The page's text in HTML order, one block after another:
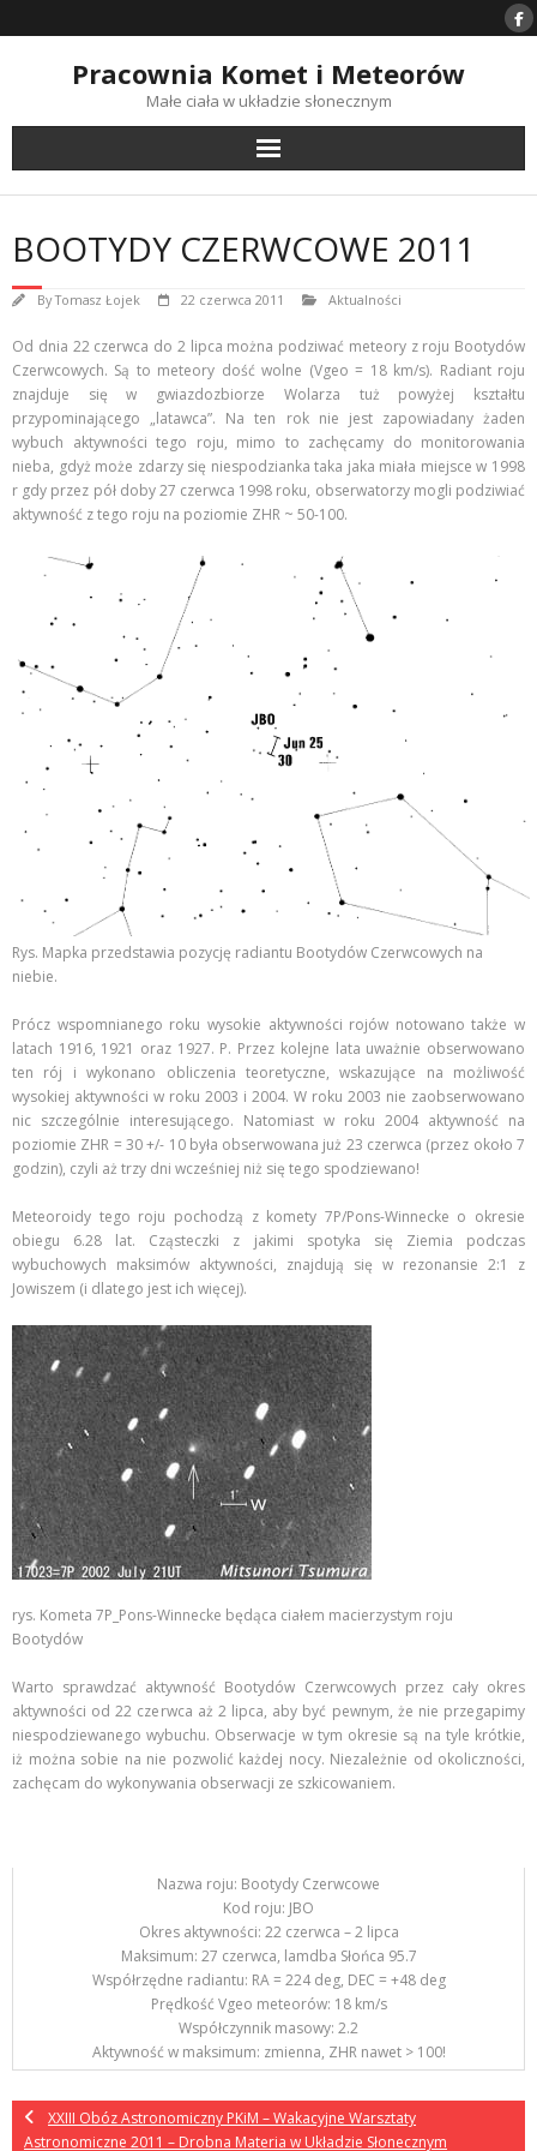
to
Pracownia Komet i Meteorów
Małe ciała w układzie słonecznym
BOOTYDY CZERWCOWE 2011
ByTomasz Łojek 22 czerwca 2011 Aktualności
Od dnia 22 czerwca do 2 lipca można podziwać meteory z roju Bootydów
Czerwcowych. Są to meteory dość wolne (Vgeo = 18 km/s). Radiant roju
znajduje się w gwiazdozbiorze Wolarza tuż powyżej kształtu
przypominającego „latawca”. Na ten rok nie jest zapowiadany żaden
wybuch aktywności tego roju, mimo to zachęcamy do monitorowania
nieba, gdyż może zdarzy się niespodzianka taka jaka miała miejsce w 1998
r gdy przez pół doby 27 czerwca 1998 roku, obserwatorzy mogli podziwiać
aktywność z tego roju na poziomie ZHR ~ 50-100.
Rys. Mapka przedstawia pozycję radiantu Bootydów Czerwcowych na
niebie.
Prócz wspomnianego roku wysokie aktywności rojów notowano także w
latach 1916, 1921 oraz 1927. P. Przez kolejne lata uważnie obserwowano
ten rój i wykonano obliczenia teoretyczne, wskazujące na możliwość
wysokiej aktywności w roku 2003 i 2004. W roku 2003 nie zaobserwowano
nic szczególnie interesującego. Natomiast w roku 2004 aktywność na
poziomie ZHR = 30 +/- 10 była obserwowana już 23 czerwca (przez około 7
godzin), czyli aż trzy dni wcześniej niż się tego spodziewano!
Meteoroidy tego roju pochodzą z komety 7P/Pons-Winnecke o okresie
obiegu 6.28 lat. Cząsteczki z jakimi spotyka się Ziemia podczas
wybuchowych maksimów aktywności, znajdują się w rezonansie 2:1 z
Jowiszem (i dlatego jest ich więcej).
rys. Kometa 7P_Pons-Winnecke będąca ciałem macierzystym roju
Bootydów
Warto sprawdzać aktywność Bootydów Czerwcowych przez cały okres
aktywności od 22 czerwca aż 2 lipca, aby być pewnym, że nie przegapimy
niespodziewanego wybuchu. Obserwacje w tym okresie są na tyle krótkie,
iż można sobie na nie pozwolić każdej nocy. Niezależnie od okoliczności,
zachęcam do wykonywania obserwacji ze szkicowaniem.
Nazwa roju: Bootydy Czerwcowe
Kod roju: JBO
Okres aktywności: 22 czerwca – 2 lipca
Maksimum: 27 czerwca, lamdba Słońca 95.7
Współrzędne radiantu: RA = 224 deg, DEC = +48 deg
Prędkość Vgeo meteorów: 18 km/s
Współczynnik masowy: 2.2
Aktywność w maksimum: zmienna, ZHR nawet > 100!
XXIII Obóz Astronomiczny PKiM – Wakacyjne Warsztaty
Astronomiczne 2011 – Drobna Materia w Układzie Słonecznym